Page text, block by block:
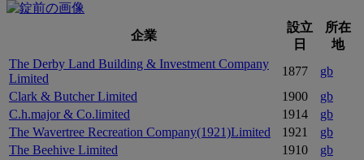
企業
設立
日
所在
地
The Derby Land Building & Investment Company
Limited
1877
gb
Clark & Butcher Limited
1900
gb
C.h.major & Co.limited
1914
gb
The Wavertree Recreation Company(1921)Limited
1921
gb
The Beehive Limited
1910
gb